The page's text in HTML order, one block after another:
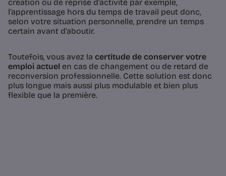
création ou de reprise d’activité par exemple,
l’apprentissage hors du temps de travail peut donc,
selon votre situation personnelle, prendre un temps
certain avant d’aboutir.
Toutefois, vous avez la certitude de conserver votre
emploi actuel en cas de changement ou de retard de
reconversion professionnelle. Cette solution est donc
plus longue mais aussi plus modulable et bien plus
flexible que la première.